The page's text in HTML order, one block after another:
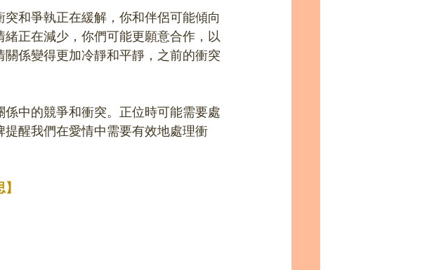
和爭執正在緩解，你和伴侶可能傾向
正在減少，你們可能更願意合作，以
係變得更加冷靜和平靜，之前的衝突
中的競爭和衝突。正位時可能需要處
醒我們在愛情中需要有效地處理衝